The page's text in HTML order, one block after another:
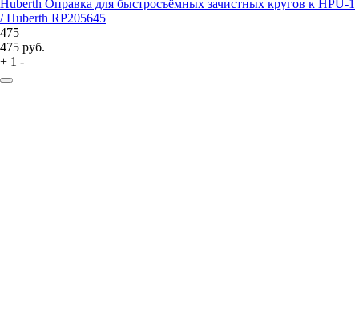
Huberth Оправка для быстросъёмных зачистных кругов к HPU-1
/ Huberth RP205645
475
475 руб.
+ 1 -